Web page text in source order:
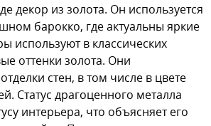
декор из золота. Он используется
барокко, где актуальны яркие
используют в классических
оттенки золота. Они
стен, в том числе в цвете
Статус драгоценного металла
интерьера, что объясняет его